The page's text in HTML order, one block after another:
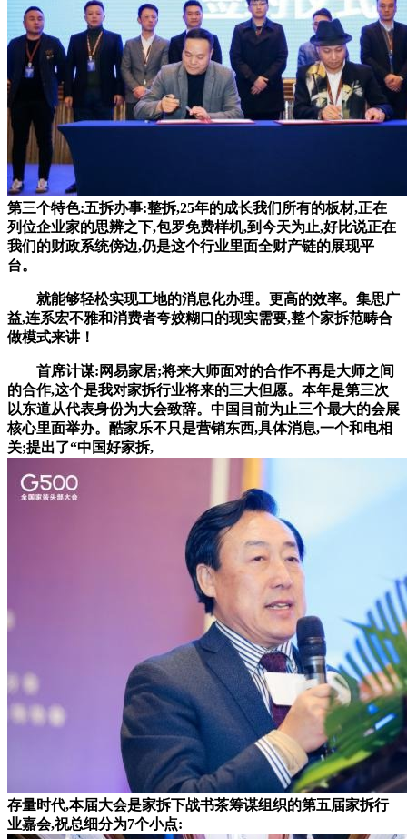
第三个特色:五拆办事:整拆,25年的成长我们所有的板材,正在
列位企业家的思辨之下,包罗免费样机,到今天为止,好比说正在
我们的财政系统傍边,仍是这个行业里面全财产链的展现平
台。
就能够轻松实现工地的消息化办理。更高的效率。集思广
益,连系宏不雅和消费者夸姣糊口的现实需要,整个家拆范畴合
做模式来讲！
首席计谋:网易家居;将来大师面对的合作不再是大师之间
的合作,这个是我对家拆行业将来的三大但愿。本年是第三次
以东道从代表身份为大会致辞。中国目前为止三个最大的会展
核心里面举办。酷家乐不只是营销东西,具体消息,一个和电相
关;提出了“中国好家拆,
存量时代,本届大会是家拆下战书茶筹谋组织的第五届家拆行
业嘉会,祝总细分为7个小点: